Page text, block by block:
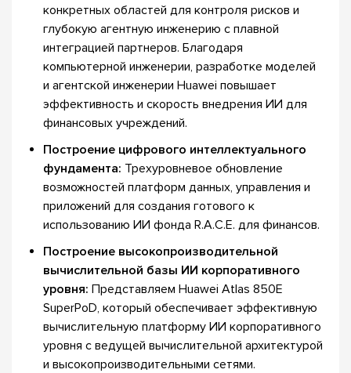
конкретных областей для контроля рисков и
глубокую агентную инженерию с плавной
интеграцией партнеров. Благодаря
компьютерной инженерии, разработке моделей
и агентской инженерии Huawei повышает
эффективность и скорость внедрения ИИ для
финансовых учреждений.
Построение цифрового интеллектуального
фундамента: Трехуровневое обновление
возможностей платформ данных, управления и
приложений для создания готового к
использованию ИИ фонда R.A.C.E. для финансов.
Построение высокопроизводительной
вычислительной базы ИИ корпоративного
уровня: Представляем Huawei Atlas 850E
SuperPoD, который обеспечивает эффективную
вычислительную платформу ИИ корпоративного
уровня с ведущей вычислительной архитектурой
и высокопроизводительными сетями.